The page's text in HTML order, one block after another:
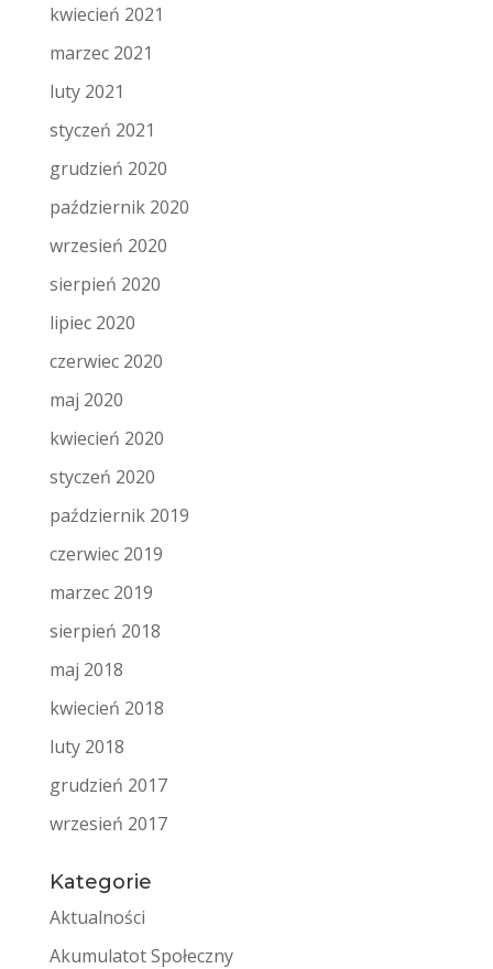
kwiecień 2021
marzec 2021
luty 2021
styczeń 2021
grudzień 2020
październik 2020
wrzesień 2020
sierpień 2020
lipiec 2020
czerwiec 2020
maj 2020
kwiecień 2020
styczeń 2020
październik 2019
czerwiec 2019
marzec 2019
sierpień 2018
maj 2018
kwiecień 2018
luty 2018
grudzień 2017
wrzesień 2017
Kategorie
Aktualności
Akumulatot Społeczny